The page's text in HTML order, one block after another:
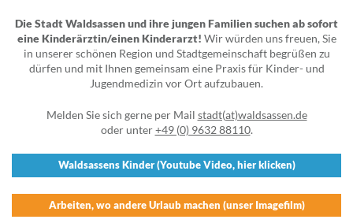
Die Stadt Waldsassen und ihre jungen Familien suchen ab sofort
eine Kinderärztin/einen Kinderarzt! Wir würden uns freuen, Sie
in unserer schönen Region und Stadtgemeinschaft begrüßen zu
dürfen und mit Ihnen gemeinsam eine Praxis für Kinder- und
Jugendmedizin vor Ort aufzubauen.
Melden Sie sich gerne per Mail stadt(at)waldsassen.de
oder unter+49 (0) 9632 88110.
Waldsassens Kinder (Youtube Video, hier klicken)
Arbeiten, wo andere Urlaub machen (unser Imagefilm)